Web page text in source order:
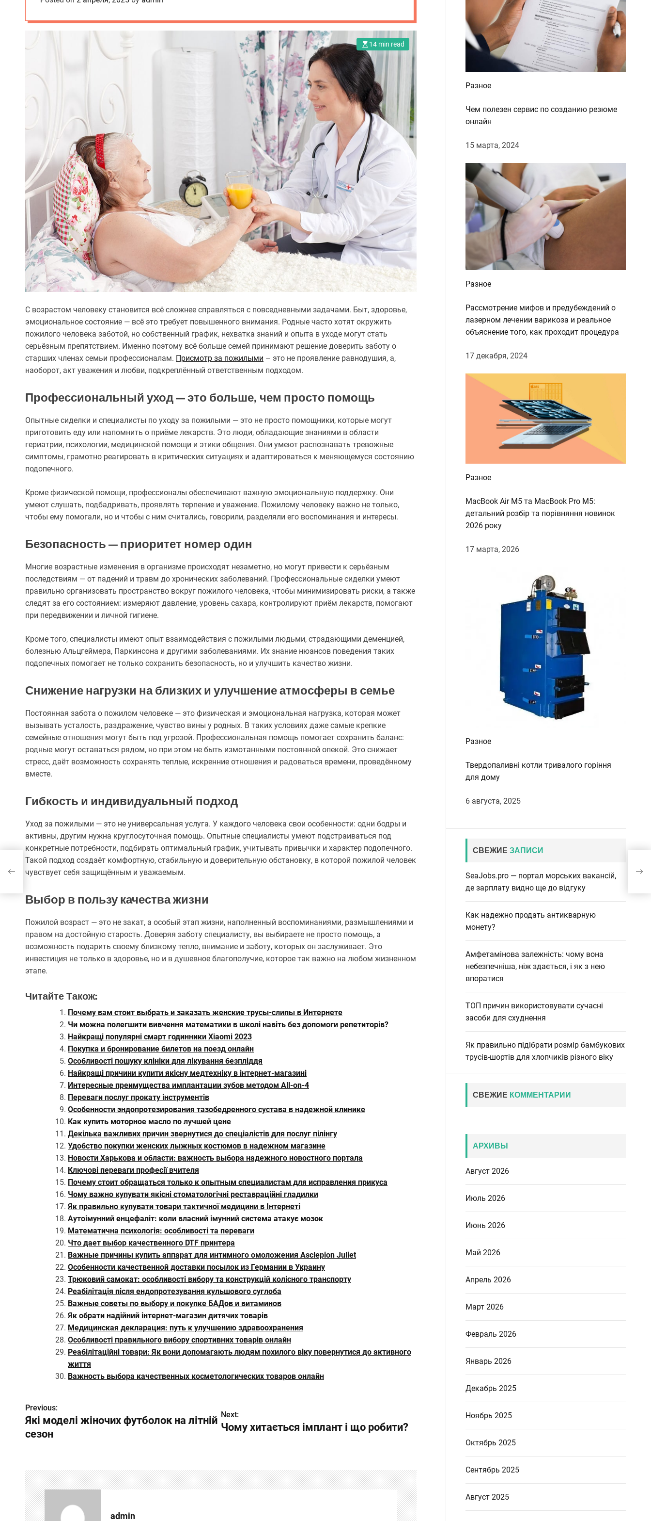
d
e
14 min read
С возрастом человеку становится всё сложнее справляться с повседневными задачами. Быт, здоровье,
эмоциональное состояние — всё это требует повышенного внимания. Родные часто хотят окружить
пожилого человека заботой, но собственный график, нехватка знаний и опыта в уходе могут стать
серьёзным препятствием. Именно поэтому всё больше семей принимают решение доверить заботу о
старших членах семьи профессионалам. Присмотр за пожилыми – это не проявление равнодушия, а,
наоборот, акт уважения и любви, подкреплённый ответственным подходом.
Профессиональный уход — это больше, чем просто помощь
Опытные сиделки и специалисты по уходу за пожилыми — это не просто помощники, которые могут
приготовить еду или напомнить о приёме лекарств. Это люди, обладающие знаниями в области
гериатрии, психологии, медицинской помощи и этики общения. Они умеют распознавать тревожные
симптомы, грамотно реагировать в критических ситуациях и адаптироваться к меняющемуся состоянию
подопечного.
Кроме физической помощи, профессионалы обеспечивают важную эмоциональную поддержку. Они
умеют слушать, подбадривать, проявлять терпение и уважение. Пожилому человеку важно не только,
чтобы ему помогали, но и чтобы с ним считались, говорили, разделяли его воспоминания и интересы.
Безопасность — приоритет номер один
Многие возрастные изменения в организме происходят незаметно, но могут привести к серьёзным
последствиям — от падений и травм до хронических заболеваний. Профессиональные сиделки умеют
правильно организовать пространство вокруг пожилого человека, чтобы минимизировать риски, а также
следят за его состоянием: измеряют давление, уровень сахара, контролируют приём лекарств, помогают
при передвижении и личной гигиене.
Кроме того, специалисты имеют опыт взаимодействия с пожилыми людьми, страдающими деменцией,
болезнью Альцгеймера, Паркинсона и другими заболеваниями. Их знание нюансов поведения таких
подопечных помогает не только сохранить безопасность, но и улучшить качество жизни.
Снижение нагрузки на близких и улучшение атмосферы в семье
Постоянная забота о пожилом человеке — это физическая и эмоциональная нагрузка, которая может
вызывать усталость, раздражение, чувство вины у родных. В таких условиях даже самые крепкие
семейные отношения могут быть под угрозой. Профессиональная помощь помогает сохранить баланс:
родные могут оставаться рядом, но при этом не быть измотанными постоянной опекой. Это снижает
стресс, даёт возможность сохранять теплые, искренние отношения и радоваться времени, проведённому
вместе.
Гибкость и индивидуальный подход
Уход за пожилыми — это не универсальная услуга. У каждого человека свои особенности: одни бодры и
активны, другим нужна круглосуточная помощь. Опытные специалисты умеют подстраиваться под
конкретные потребности, подбирать оптимальный график, учитывать привычки и характер подопечного.
Такой подход создаёт комфортную, стабильную и доверительную обстановку, в которой пожилой человек
чувствует себя защищённым и уважаемым.
Выбор в пользу качества жизни
Пожилой возраст — это не закат, а особый этап жизни, наполненный воспоминаниями, размышлениями и
правом на достойную старость. Доверяя заботу специалисту, вы выбираете не просто помощь, а
возможность подарить своему близкому тепло, внимание и заботу, которых он заслуживает. Это
инвестиция не только в здоровье, но и в душевное благополучие, которое так важно на любом жизненном
этапе.
Читайте Також:
Почему вам стоит выбрать и заказать женские трусы-слипы в Интернете
Чи можна полегшити вивчення математики в школі навіть без допомоги репетиторів?
Найкращі популярні смарт годинники Xiaomi 2023
Покупка и бронирование билетов на поезд онлайн
Особливості пошуку клініки для лікування безпліддя
Найкращі причини купити якісну медтехніку в інтернет-магазині
Интересные преимущества имплантации зубов методом All-on-4
Переваги послуг прокату інструментів
Особенности эндопротезирования тазобедренного сустава в надежной клинике
Как купить моторное масло по лучшей цене
Декілька важливих причин звернутися до спеціалістів для послуг пілінгу
Удобство покупки женских лыжных костюмов в надежном магазине
Новости Харькова и области: важность выбора надежного новостного портала
Ключові переваги професії вчителя
Почему стоит обращаться только к опытным специалистам для исправления прикуса
Чому важно купувати якісні стоматологічні реставраційні гладилки
Як правильно купувати товари тактичної медицини в Інтернеті
Аутоімунний енцефаліт: коли власний імунний система атакує мозок
Математична психологія: особливості та переваги
Что дает выбор качественного DTF принтера
Важные причины купить аппарат для интимного омоложения Asclepion Juliet
Особенности качественной доставки посылок из Германии в Украину
Трюковий самокат: особливості вибору та конструкцій колісного транспорту
Реабілітація після ендопротезування кульшового суглоба
Важные советы по выбору и покупке БАДов и витаминов
Як обрати надійний інтернет-магазин дитячих товарів
Медицинская декларация: путь к улучшению здравоохранения
Особливості правильного вибору спортивних товарів онлайн
Реабілітаційні товари: Як вони допомагають людям похилого віку повернутися до активного
життя
Важность выбора качественных косметологических товаров онлайн
Н
а
г
а
Previous:
Які моделі жіночих футболок на літній
сезон
Next:
Чому хитається імплант і що робити?
admin
Разное
Чем полезен сервис по созданию резюме
онлайн
15 марта, 2024
Разное
Рассмотрение мифов и предубеждений о
лазерном лечении варикоза и реальное
объяснение того, как проходит процедура
17 декабря, 2024
Разное
MacBook Air M5 та MacBook Pro M5:
детальний розбір та порівняння новинок
2026 року
17 марта, 2026
Разное
Твердопаливні котли тривалого горіння
для дому
6 августа, 2025
СВЕЖИЕ ЗАПИСИ
SeaJobs.pro — портал морських вакансій,
де зарплату видно ще до відгуку
Как надежно продать антикварную
монету?
Амфетамінова залежність: чому вона
небезпечніша, ніж здається, і як з нею
впоратися
ТОП причин використовувати сучасні
засоби для схуднення
Як правильно підібрати розмір бамбукових
трусів-шортів для хлопчиків різного віку
СВЕЖИЕ КОММЕНТАРИИ
АРХИВЫ
Август 2026
Июль 2026
Июнь 2026
Май 2026
Апрель 2026
Март 2026
Февраль 2026
Январь 2026
Декабрь 2025
Ноябрь 2025
Октябрь 2025
Сентябрь 2025
Август 2025